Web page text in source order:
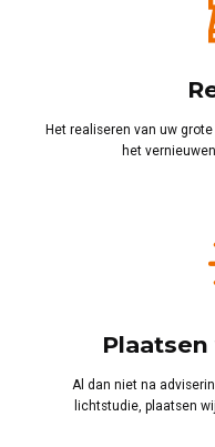
Het realiseren van uw
het
Al dan niet na
lichtstudie, plaatsen